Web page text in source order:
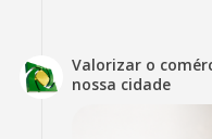
Valorizar o
nossa cidade